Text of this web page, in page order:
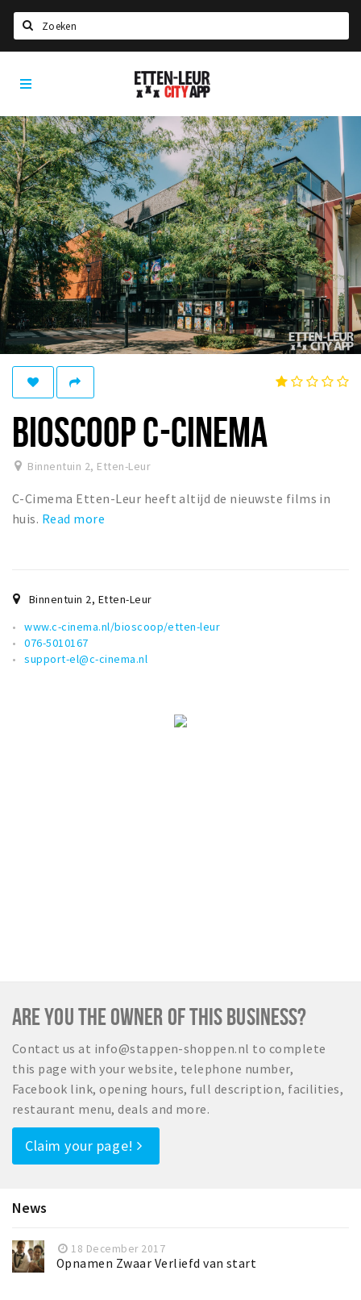
Home
Agenda
Deals
Party pics
Nieuws, interviews & blogs
Eten
Drinken
Slapen
Recreatief
Winkels
Winkelgebieden
Bezienswaardigheden
Musea, theaters & podia
Uitjes & activiteiten
Toeristische routes
Sport
Andere City Apps
Etten-
Leur
BIOSCOOP C-CINEMA
Binnentuin 2, Etten-Leur
C-Cimema Etten-Leur heeft altijd de nieuwste films in
huis. Read more
Binnentuin 2, Etten-Leur
www.c-cinema.nl/bioscoop/etten-leur
076-5010167
support-el@c-cinema.nl
ARE YOU THE OWNER OF THIS BUSINESS?
Contact us at info@stappen-shoppen.nl to complete
this page with your website, telephone number,
Facebook link, opening hours, full description, facilities,
restaurant menu, deals and more.
Claim your page!
News
18 December 2017
Opnamen Zwaar Verliefd van start